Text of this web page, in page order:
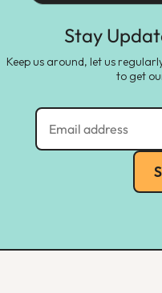
Stay
Keep us around, let us
to get